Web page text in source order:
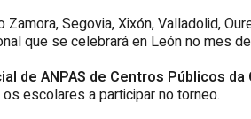
Segovia, Xixón, Valladolid,
que se celebrará en León no mes
de ANPAS de Centros Públicos da
escolares a participar no torneo.